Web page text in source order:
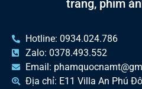
trang, phim
Hotline: 0934.024.786
Zalo: 0378.493.552
Email:
Địa chỉ: E11 Villa An Phú